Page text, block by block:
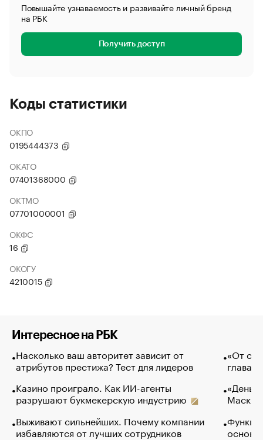
Повышайте узнаваемость и развивайте личный бренд
на РБК
Получить доступ
Коды статистики
ОКПО
0195444373
ОКАТО
07401368000
ОКТМО
07701000001
ОКФС
16
ОКОГУ
4210015
Интересное на РБК
Насколько ваш авторитет зависит от
атрибутов престижа? Тест для лидеров
Казино проиграло. Как ИИ-агенты
разрушают букмекерскую индустрию
Выживают сильнейших. Почему компании
избавляются от лучших сотрудников
«От
глава
Маск в
основ